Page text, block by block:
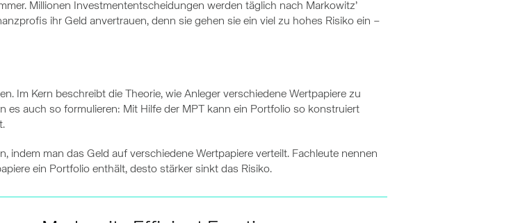
Millionen Investmententscheidungen werden täglich nach Markowitz’
ihr Geld anvertrauen, denn sie gehen sie ein viel zu hohes Risiko ein –
Im Kern beschreibt die Theorie, wie Anleger verschiedene Wertpapiere zu
es auch so formulieren: Mit Hilfe der MPT kann ein Portfolio so konstruiert
indem man das Geld auf verschiedene Wertpapiere verteilt. Fachleute nennen
ein Portfolio enthält, desto stärker sinkt das Risiko.